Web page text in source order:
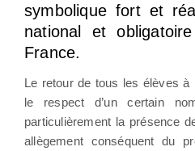
symbolique fort et
national et
France.
Le retour de tous les élèves à
le respect d’un certain
particulièrement la présence
allègement conséquent du